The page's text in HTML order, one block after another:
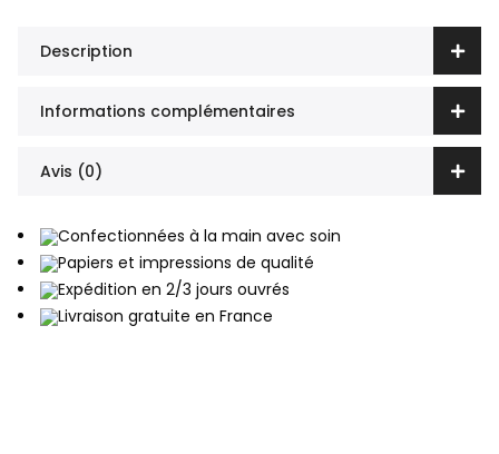
Description
Informations complémentaires
Avis (0)
Confectionnées à la main avec soin
Papiers et impressions de qualité
Expédition en 2/3 jours ouvrés
Livraison gratuite en France